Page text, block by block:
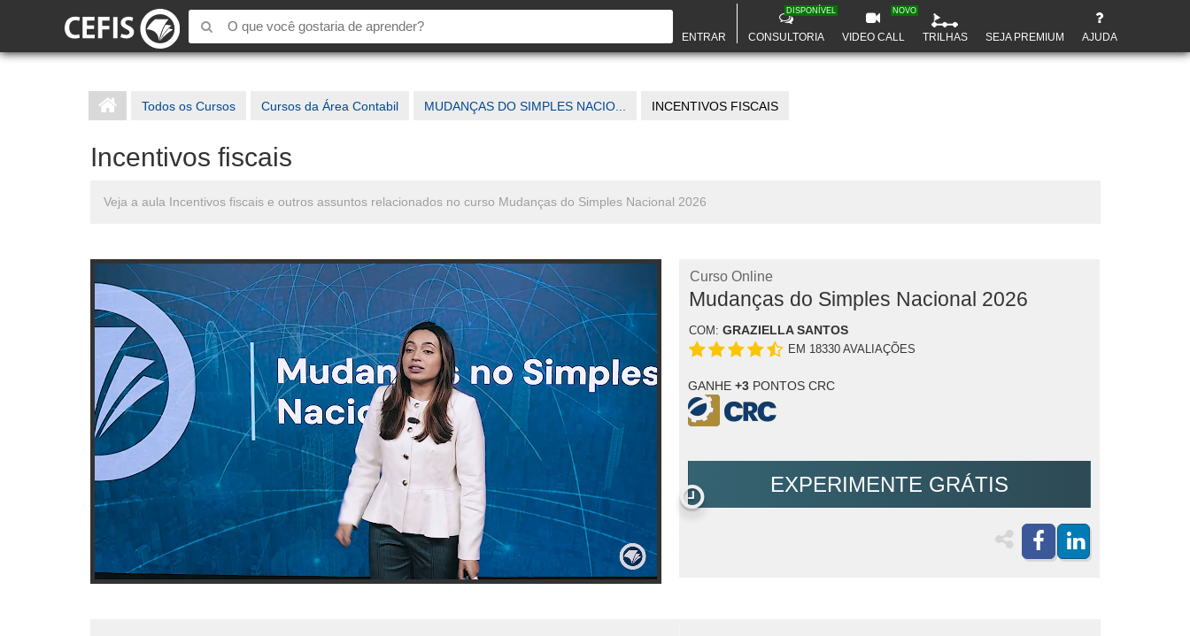
ENTRAR CONSULTORIA
DISPONÍVEL
VIDEO CALL
NOVO
TRILHAS SEJA PREMIUM AJUDA
Todos os Cursos Cursos da Área Contabil MUDANÇAS DO SIMPLES NACIO... INCENTIVOS FISCAIS
Incentivos fiscais
Veja a aula Incentivos fiscais e outros assuntos relacionados no curso Mudanças do Simples Nacional 2026
Curso Online
Mudanças do Simples Nacional 2026
COM: GRAZIELLA SANTOS
EM 18330 AVALIAÇÕES
GANHE+3 PONTOS CRC
EXPERIMENTE GRÁTIS